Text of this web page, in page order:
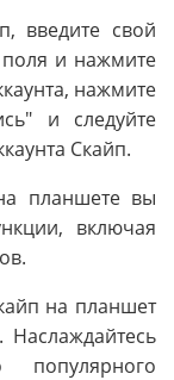
введите свой
и нажмите
нажмите
и следуйте
Скайп.
планшете вы
включая
на планшет